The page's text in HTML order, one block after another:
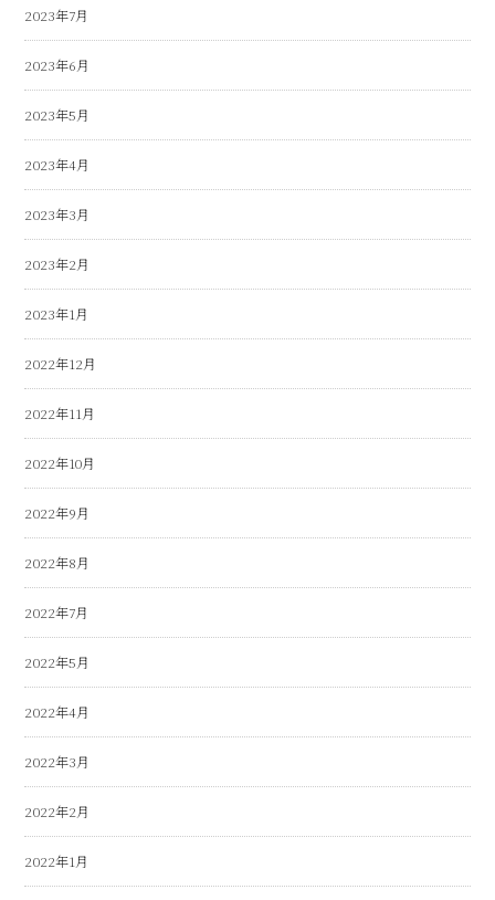
2023年7月
2023年6月
2023年5月
2023年4月
2023年3月
2023年2月
2023年1月
2022年12月
2022年11月
2022年10月
2022年9月
2022年8月
2022年7月
2022年5月
2022年4月
2022年3月
2022年2月
2022年1月